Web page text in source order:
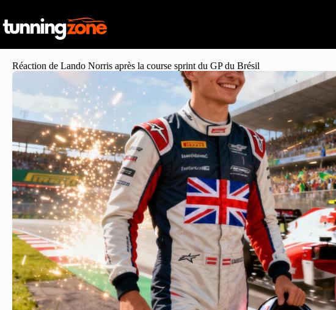
Réaction de Lando Norris après la course sprint du GP du Brésil